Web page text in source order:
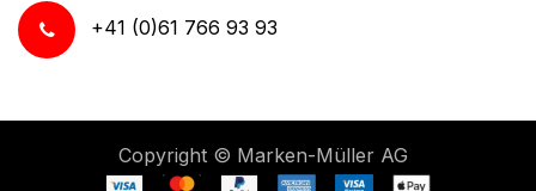
+41 (0)61 766 93 93
Copyright © Marken-Müller AG